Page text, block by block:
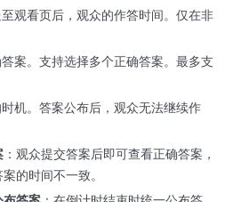
至观看页后，观众的作答时间。仅在非
答案。支持选择多个正确答案。最多支
时机。答案公布后，观众无法继续作
：观众提交答案后即可查看正确答案，
的时间不一致。